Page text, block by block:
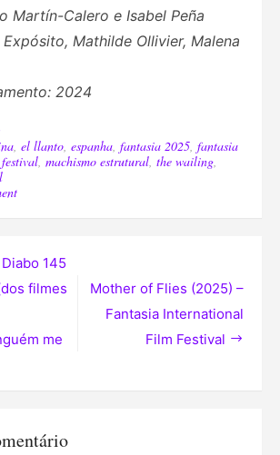
Martín-Calero e Isabel Peña
Mathilde Ollivier, Malena
2024
el llanto espanha fantasia 2025 fantasia
machismo estrutural the wailing
on
Fantasia
International
Film
Mother of Flies (2025) –
Fantasia International
Film Festival
145
filmes
me